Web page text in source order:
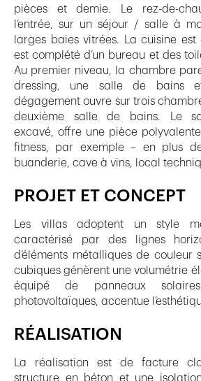
pièces et demie. Le rez-de-
l’entrée, sur un séjour / salle à
larges baies vitrées. La cuisine
est complété d’un bureau et des
Au premier niveau, la chambre
dressing, une salle de bains
dégagement ouvre sur trois
deuxième salle de bains. Le
excavé, offre une pièce
fitness, par exemple – en plus
buanderie, cave à vins, local
PROJET ET CONCEPT
Les villas adoptent un style
caractérisé par des lignes
d’éléments métalliques de couleur
cubiques génèrent une volumétrie
équipé de panneaux
photovoltaïques, accentue
RÉALISATION
La réalisation est de facture
structure en béton et une